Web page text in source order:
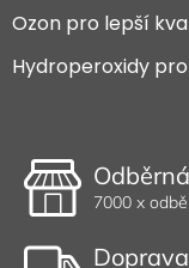
Ozon pro lepší
Hydroperoxidy
7000 x